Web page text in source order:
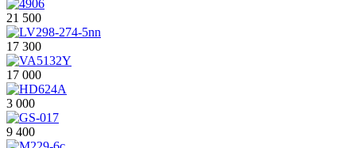
21 500
17 300
17 000
3 000
9 400